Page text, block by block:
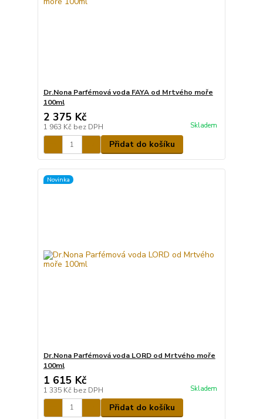
Dr.Nona Parfémová voda FAYA od Mrtvého moře
100ml
2 375 Kč
1 963 Kč bez DPH Skladem
Přidat do košíku
Novinka
Dr.Nona Parfémová voda LORD od Mrtvého moře
100ml
1 615 Kč
1 335 Kč bez DPH Skladem
Přidat do košíku